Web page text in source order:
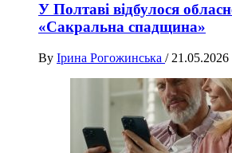
У Полтаві відбулося
«Сакральна спадщина»
By Ірина Рогожинська / 21.05.2026